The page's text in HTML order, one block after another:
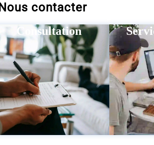
Nous contacter
Consultation